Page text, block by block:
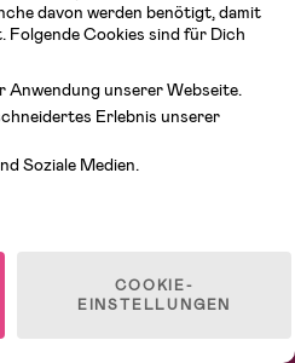
Auf Lager
UVP: 60,99 €
davon werden benötigt, damit
Cookies sind für Dich
Anwendung unserer Webseite.
Erlebnis unserer
Soziale Medien.
COOKIE-
EINSTELLUNGEN